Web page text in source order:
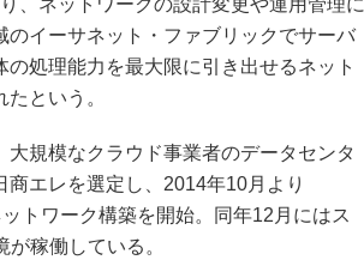
、ネットワークの設計変更や運用管理に
イーサネット・ファブリックでサーバ
処理能力を最大限に引き出せるネット
という。
規模なクラウド事業者のデータセンタ
エレを選定し、2014年10月より
トワーク構築を開始。同年12月にはス
稼働している。